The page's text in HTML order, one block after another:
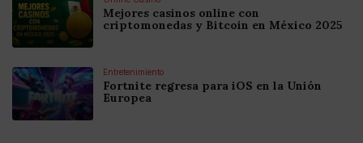
Mejores casinos online con
criptomonedas y Bitcoin en México 2025
Entretenimiento
Fortnite regresa para iOS en la Unión
Europea